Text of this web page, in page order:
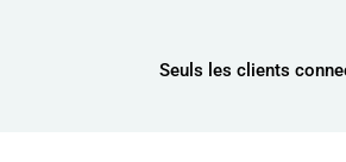
Seuls les clients